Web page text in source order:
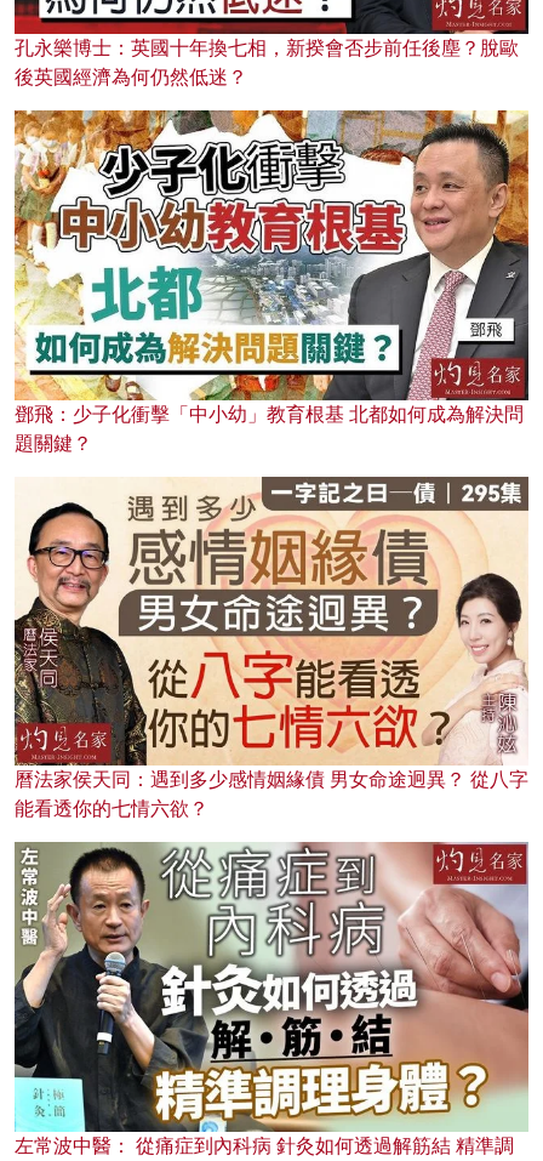
孔永樂博士：英國十年換七相，新揆會否步前任後塵？脫歐
後英國經濟為何仍然低迷？
鄧飛：少子化衝擊「中小幼」教育根基 北都如何成為解決問
題關鍵？
曆法家侯天同：遇到多少感情姻緣債 男女命途迥異？ 從八字
能看透你的七情六欲？
左常波中醫： 從痛症到內科病 針灸如何透過解筋結 精準調